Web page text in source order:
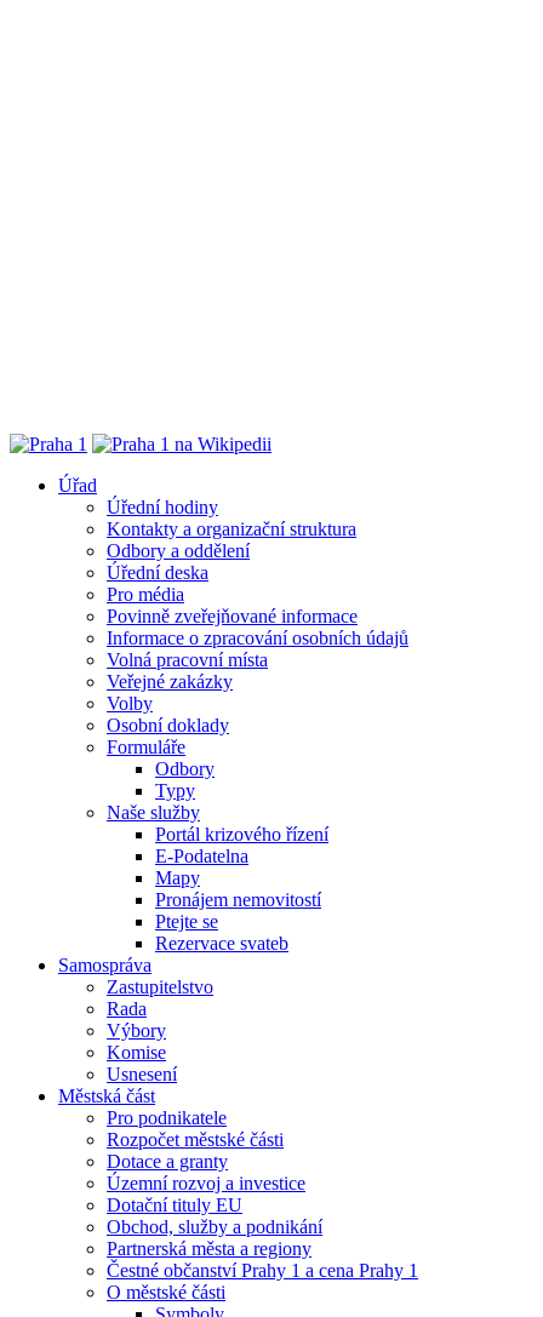
Úřad
Úřední hodiny
Kontakty a organizační struktura
Odbory a oddělení
Úřední deska
Pro média
Povinně zveřejňované informace
Informace o zpracování osobních údajů
Volná pracovní místa
Veřejné zakázky
Volby
Osobní doklady
Formuláře
Odbory
Typy
Naše služby
Portál krizového řízení
E-Podatelna
Mapy
Pronájem nemovitostí
Ptejte se
Rezervace svateb
Samospráva
Zastupitelstvo
Rada
Výbory
Komise
Usnesení
Městská část
Pro podnikatele
Rozpočet městské části
Dotace a granty
Územní rozvoj a investice
Dotační tituly EU
Obchod, služby a podnikání
Partnerská města a regiony
Čestné občanství Prahy 1 a cena Prahy 1
O městské části